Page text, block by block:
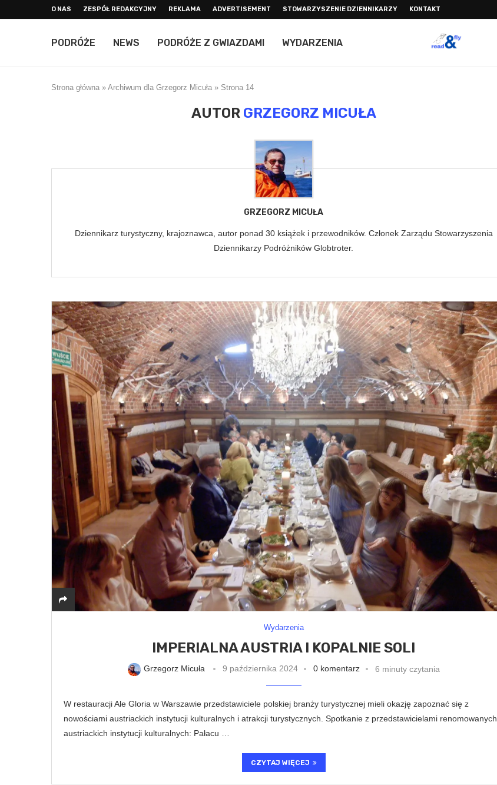
O NAS ZESPÓŁ REDAKCYJNY REKLAMA ADVERTISEMENT STOWARZYSZENIE DZIENNIKARZY KONTAKT
PODRÓŻE NEWS PODRÓŻE Z GWIAZDAMI WYDARZENIA
Strona główna » Archiwum dla Grzegorz Micuła » Strona 14
AUTOR GRZEGORZ MICUŁA
GRZEGORZ MICUŁA
Dziennikarz turystyczny, krajoznawca, autor ponad 30 książek i przewodników. Członek Zarządu Stowarzyszenia
Dziennikarzy Podróżników Globtroter.
Wydarzenia
IMPERIALNA AUSTRIA I KOPALNIE SOLI
Grzegorz Micuła 9 października 2024 0 komentarz 6 minuty czytania
W restauracji Ale Gloria w Warszawie przedstawiciele polskiej branży turystycznej mieli okazję zapoznać się z
nowościami austriackich instytucji kulturalnych i atrakcji turystycznych. Spotkanie z przedstawicielami renomowanych
austriackich instytucji kulturalnych: Pałacu …
CZYTAJ WIĘCEJ